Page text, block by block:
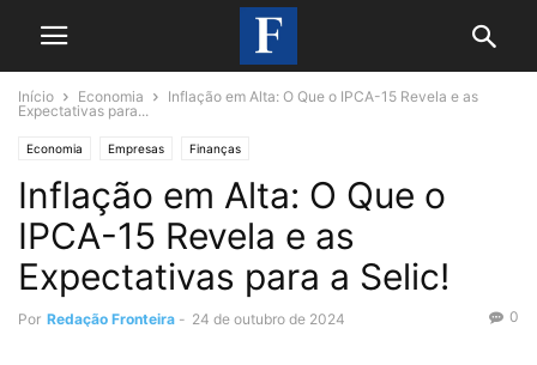
Início Economia
Inflação em Alta: O Que o IPCA-15 Revela e as
Expectativas para...
Economia Empresas Finanças
Inflação em Alta: O Que o
IPCA-15 Revela e as
Expectativas para a Selic!
Por Redação Fronteira - 24 de outubro de 2024 0